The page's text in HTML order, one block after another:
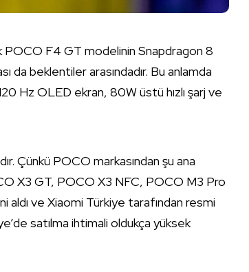
POCO F4 GT modelinin Snapdragon 8
da beklentiler arasındadır. Bu anlamda
Hz OLED ekran, 80W üstü hızlı şarj ve
Çünkü POCO markasından şu ana
X3 GT, POCO X3 NFC, POCO M3 Pro
ve Xiaomi Türkiye tarafından resmi
satılma ihtimali oldukça yüksek